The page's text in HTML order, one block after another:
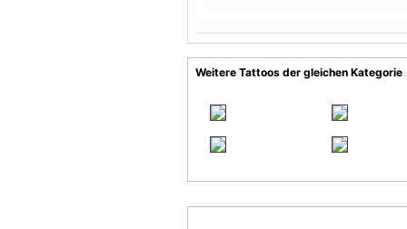
Weitere Tattoos der gleichen Kategorie